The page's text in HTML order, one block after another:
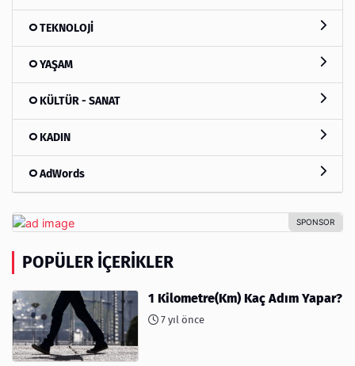
TEKNOLOJİ
YAŞAM
KÜLTÜR - SANAT
KADIN
AdWords
POPÜLER İÇERIKLER
1 Kilometre(Km) Kaç Adım Yapar?
7 yıl önce